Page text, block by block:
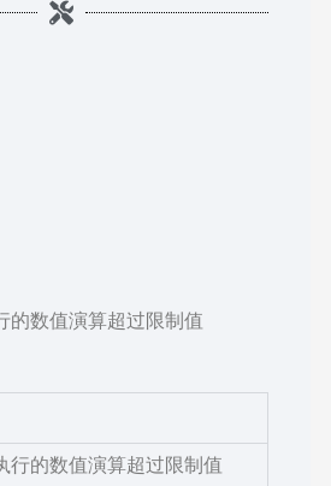
的数值演算超过限制值
行的数值演算超过限制值